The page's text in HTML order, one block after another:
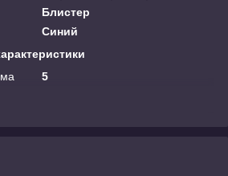
Блистер
Синий
5